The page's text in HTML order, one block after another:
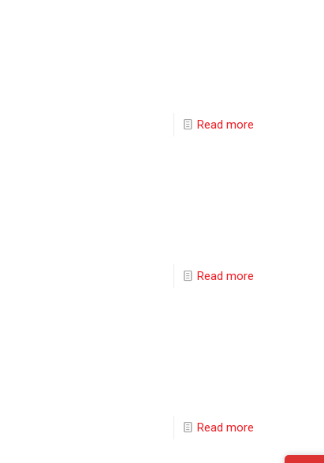
Read more
Read more
Read more